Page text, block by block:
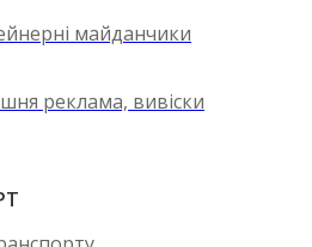
майданчики
реклама, вивіски